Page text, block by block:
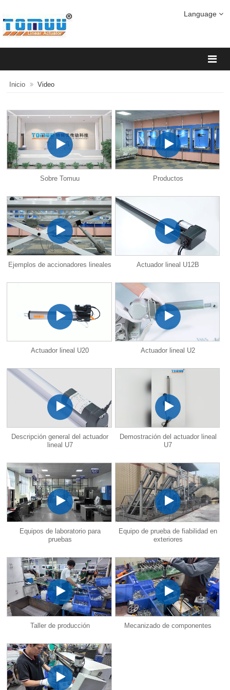
Language
Inicio Video
Sobre Tomuu Productos
Ejemplos de accionadores lineales Actuador lineal U12B
Actuador lineal U20 Actuador lineal U2
Descripción general del actuador
lineal U7
Demostración del actuador lineal
U7
Equipos de laboratorio para
pruebas
Equipo de prueba de fiabilidad en
exteriores
Taller de producción Mecanizado de componentes